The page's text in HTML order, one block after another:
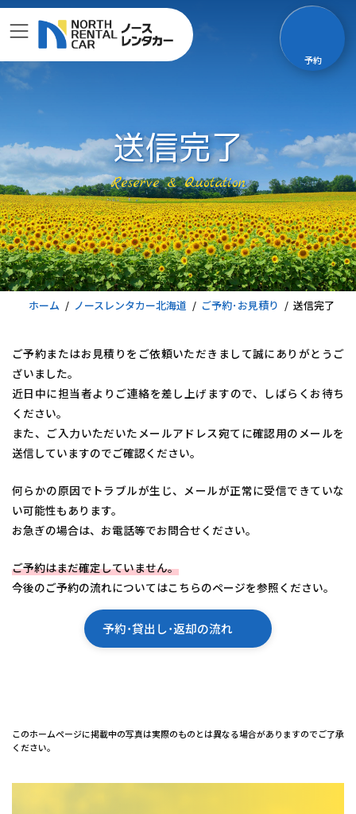
コ
ン
ン
キ
ッ
プ
ナ
ビ
ー
に
移
動
送信完了
Reserve & Quotation
ホーム ノースレンタカー北海道 ご予約･お見積り 送信完了
ご予約またはお見積りをご依頼いただきまして誠にありがとうご
ざいました。
近日中に担当者よりご連絡を差し上げますので、しばらくお待ち
ください。
また、ご入力いただいたメールアドレス宛てに確認用のメールを
送信していますのでご確認ください。
何らかの原因でトラブルが生じ、メールが正常に受信できていな
い可能性もあります。
お急ぎの場合は、お電話等でお問合せください。
ご予約はまだ確定していません。
今後のご予約の流れについてはこちらのページを参照ください。
予約･貸出し･返却の流れ
このホームページに掲載中の写真は実際のものとは異なる場合がありますのでご了承
ください。
予約